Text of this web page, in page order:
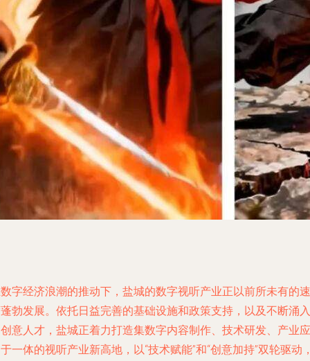
字经济浪潮的推动下，盐城的数字视听产业正以前所未有的速
勃发展。依托日益完善的基础设施和政策支持，以及不断涌入
意人才，盐城正着力打造集数字内容制作、技术研发、产业应
一体的视听产业新高地，以“技术赋能”和“创意加持”双轮驱动